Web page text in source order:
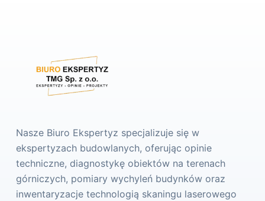
Nasze Biuro Ekspertyz specjalizuje się w
ekspertyzach budowlanych, oferując opinie
techniczne, diagnostykę obiektów na terenach
górniczych, pomiary wychyleń budynków oraz
inwentaryzacje technologią skaningu laserowego